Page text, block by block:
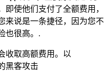
使他们支付了全额费用，
来说是一条捷径，因为您不
也很高。.
收取高额费用。以
黑客攻击